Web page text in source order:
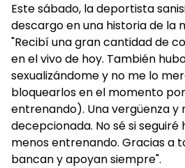
Este sábado, la deportista
descargo en una historia de la
"Recibí una gran cantidad de
en el vivo de hoy. También
sexualizándome y no me lo
bloquearlos en el momento
entrenando). Una vergüenza y
decepcionada. No sé si seguiré
menos entrenando. Gracias a
bancan y apoyan siempre".